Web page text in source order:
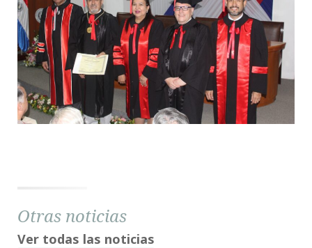
Otras noticias
Ver todas las noticias